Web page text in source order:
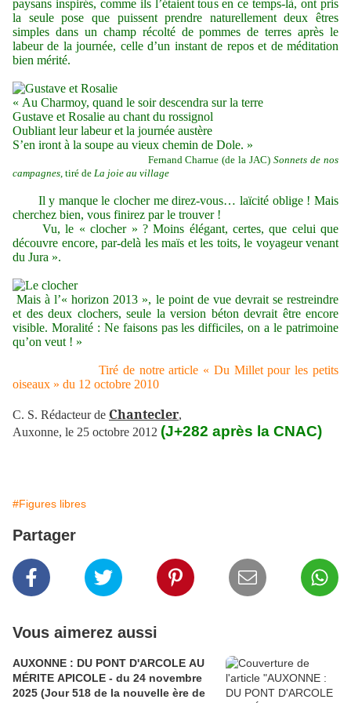
paysans inspirés, comme ils l’étaient tous en ce temps-là, ont pris
la seule pose que puissent prendre naturellement deux êtres
simples dans un champ récolté de pommes de terres après le
labeur de la journée, celle d’un instant de repos et de méditation
bien mérité.
« Au Charmoy, quand le soir descendra sur la terre
Gustave et Rosalie au chant du rossignol
Oubliant leur labeur et la journée austère
S’en iront à la soupe au vieux chemin de Dole. »
Fernand Charrue (de la JAC)Sonnets de nos
campagnes , tiré de La joie au village
Il y manque le clocher me direz-vous… laïcité oblige ! Mais
cherchez bien, vous finirez par le trouver !
Vu, le « clocher » ? Moins élégant, certes, que celui que
découvre encore, par-delà les maïs et les toits, le voyageur venant
du Jura ».
Mais à l’« horizon 2013 », le point de vue devrait se restreindre
et des deux clochers, seule la version béton devrait être encore
visible. Moralité : Ne faisons pas les difficiles, on a le patrimoine
qu’on veut ! »
Tiré de notre article « Du Millet pour les petits
oiseaux » du 12 octobre 2010
C. S. Rédacteur de Chantecler,
Auxonne, le 25 octobre 2012 (J+282 après la CNAC)
#Figures libres
Partager
Vous aimerez aussi
AUXONNE : DU PONT D'ARCOLE AU
MÉRITE APICOLE - du 24 novembre
2025 (Jour 518 de la nouvelle ère de